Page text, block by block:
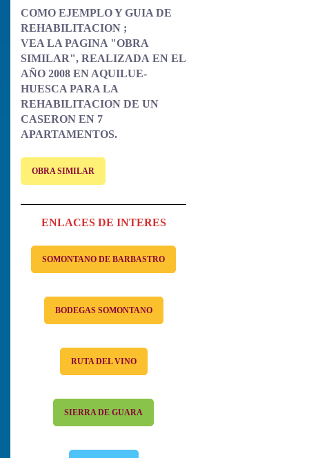
COMO EJEMPLO Y GUIA DE
REHABILITACION ;
VEA LA PAGINA "OBRA
SIMILAR", REALIZADA EN EL
AÑO 2008 EN AQUILUE-
HUESCA PARA LA
REHABILITACION DE UN
CASERON EN 7
APARTAMENTOS.
OBRA SIMILAR
ENLACES DE INTERES
SOMONTANO DE BARBASTRO
BODEGAS SOMONTANO
RUTA DEL VINO
SIERRA DE GUARA